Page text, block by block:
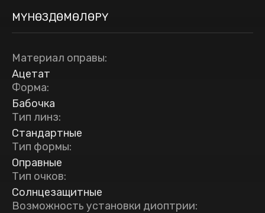
МҮНӨЗДӨМӨЛӨРҮ
Материал оправы:
Ацетат
Форма:
Бабочка
Тип линз:
Стандартные
Тип формы:
Оправные
Тип очков:
Солнцезащитные
Возможность установки диоптрии: